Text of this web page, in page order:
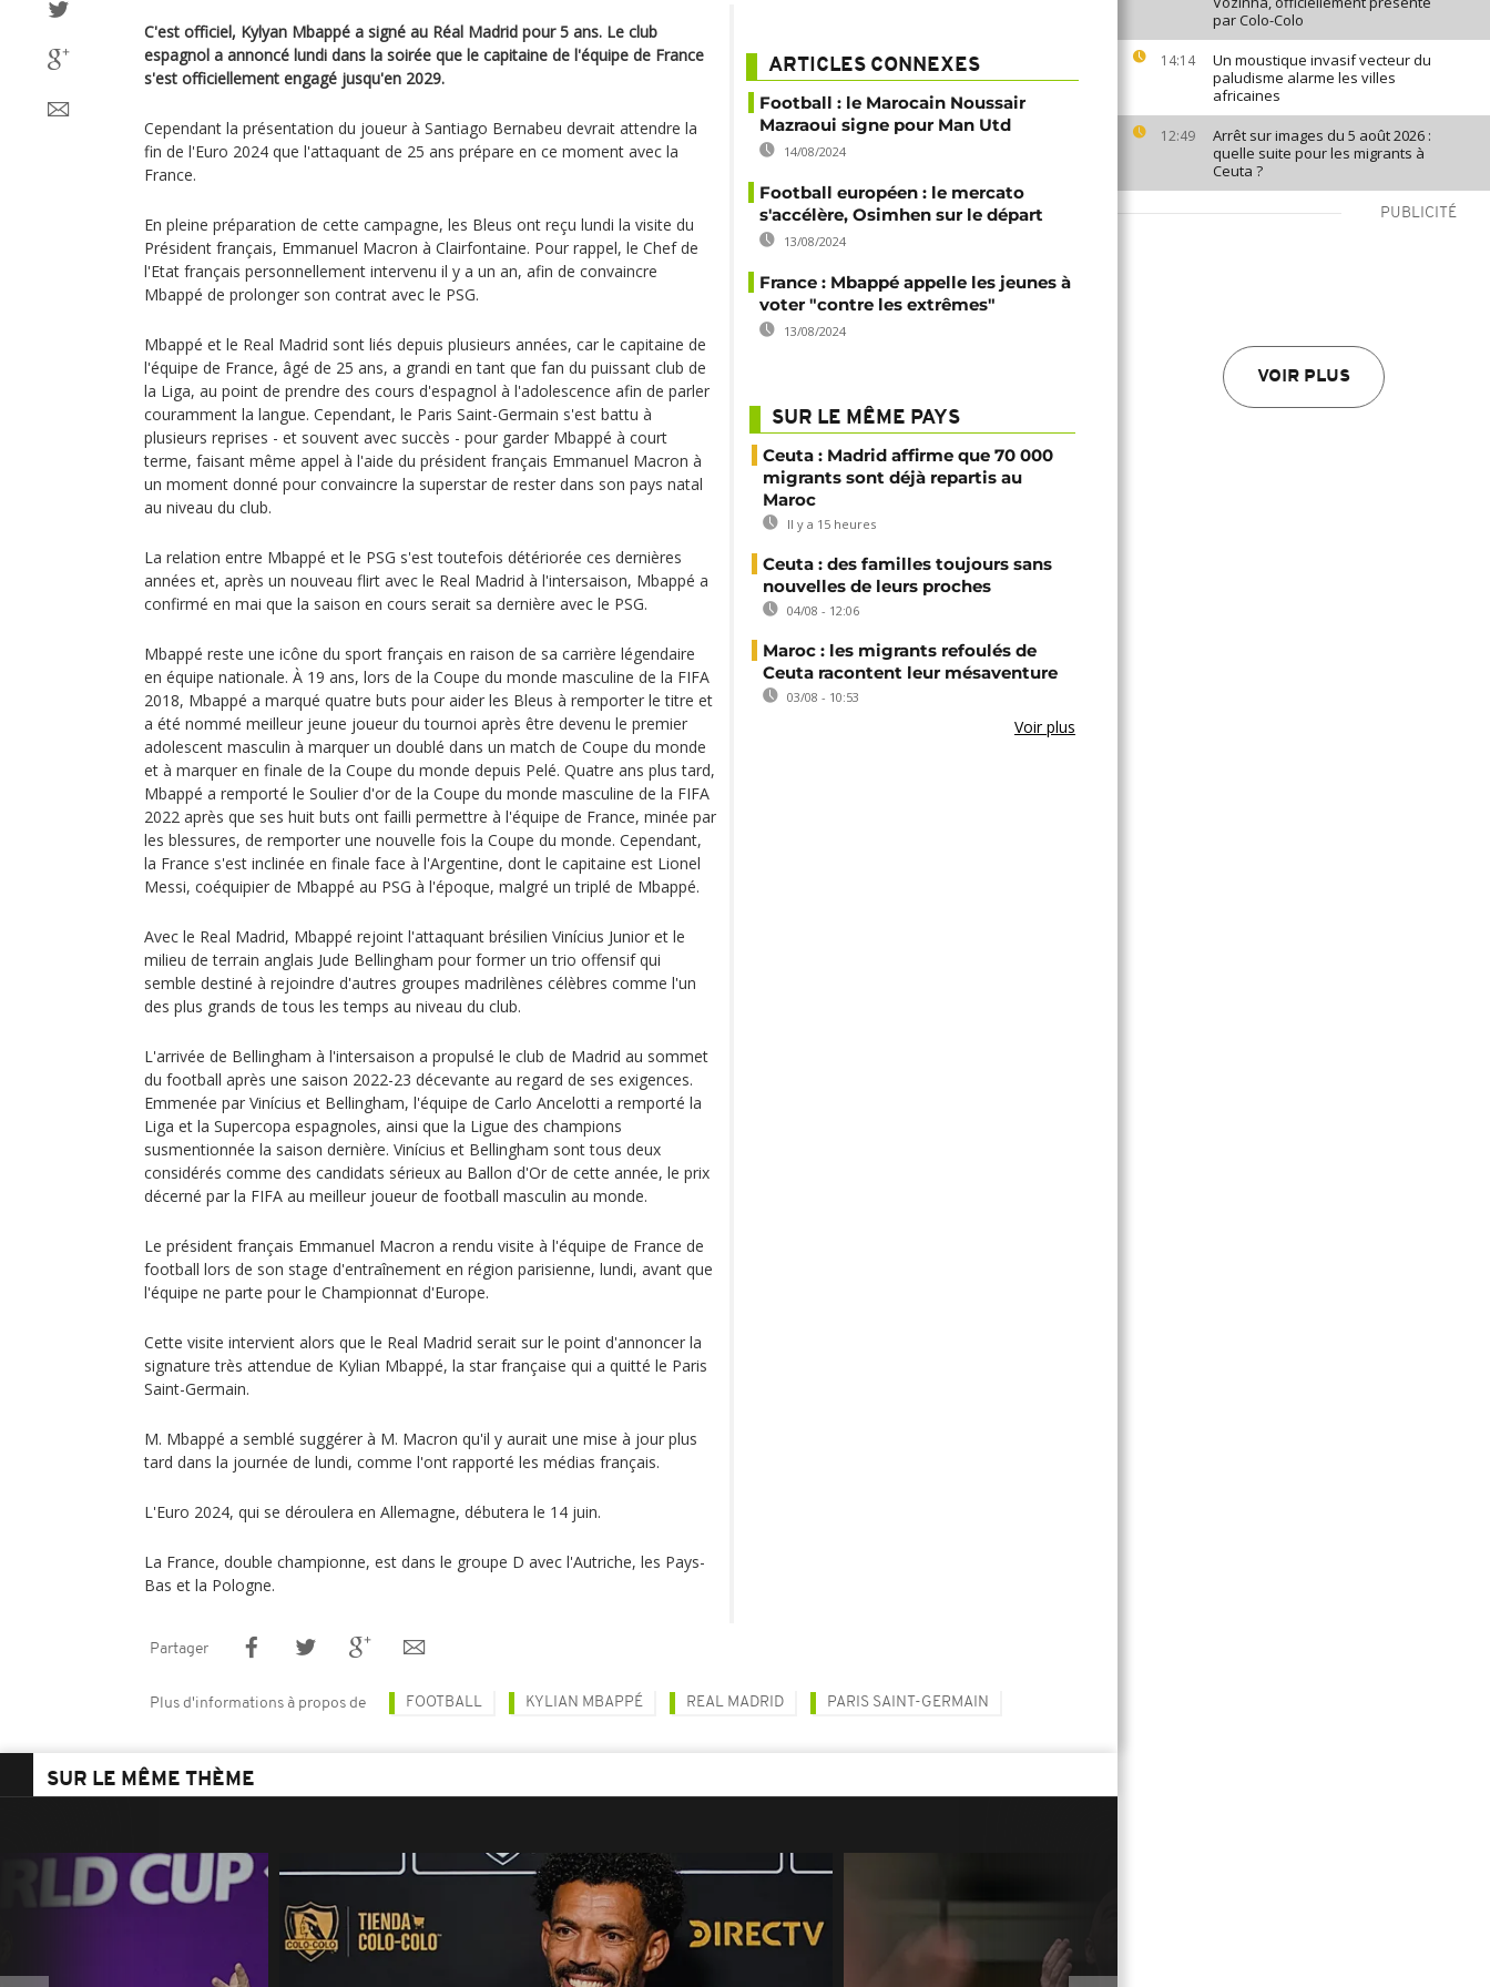
par Colo-Colo
14:14
Un moustique invasif vecteur du
paludisme alarme les villes
africaines
12:49
Arrêt sur images du 5 août 2026 :
quelle suite pour les migrants à
Ceuta ?
PUBLICITÉ
VOIR PLUS
C'est officiel, Kylyan Mbappé a signé au Réal Madrid pour 5 ans. Le club
espagnol a annoncé lundi dans la soirée que le capitaine de l'équipe de France
s'est officiellement engagé jusqu'en 2029.
Cependant la présentation du joueur à Santiago Bernabeu devrait attendre la
fin de l'Euro 2024 que l'attaquant de 25 ans prépare en ce moment avec la
France.
En pleine préparation de cette campagne, les Bleus ont reçu lundi la visite du
Président français, Emmanuel Macron à Clairfontaine. Pour rappel, le Chef de
l'Etat français personnellement intervenu il y a un an, afin de convaincre
Mbappé de prolonger son contrat avec le PSG.
Mbappé et le Real Madrid sont liés depuis plusieurs années, car le capitaine de
l'équipe de France, âgé de 25 ans, a grandi en tant que fan du puissant club de
la Liga, au point de prendre des cours d'espagnol à l'adolescence afin de parler
couramment la langue. Cependant, le Paris Saint-Germain s'est battu à
plusieurs reprises - et souvent avec succès - pour garder Mbappé à court
terme, faisant même appel à l'aide du président français Emmanuel Macron à
un moment donné pour convaincre la superstar de rester dans son pays natal
au niveau du club.
La relation entre Mbappé et le PSG s'est toutefois détériorée ces dernières
années et, après un nouveau flirt avec le Real Madrid à l'intersaison, Mbappé a
confirmé en mai que la saison en cours serait sa dernière avec le PSG.
Mbappé reste une icône du sport français en raison de sa carrière légendaire
en équipe nationale. À 19 ans, lors de la Coupe du monde masculine de la FIFA
2018, Mbappé a marqué quatre buts pour aider les Bleus à remporter le titre et
a été nommé meilleur jeune joueur du tournoi après être devenu le premier
adolescent masculin à marquer un doublé dans un match de Coupe du monde
et à marquer en finale de la Coupe du monde depuis Pelé. Quatre ans plus tard,
Mbappé a remporté le Soulier d'or de la Coupe du monde masculine de la FIFA
2022 après que ses huit buts ont failli permettre à l'équipe de France, minée par
les blessures, de remporter une nouvelle fois la Coupe du monde. Cependant,
la France s'est inclinée en finale face à l'Argentine, dont le capitaine est Lionel
Messi, coéquipier de Mbappé au PSG à l'époque, malgré un triplé de Mbappé.
Avec le Real Madrid, Mbappé rejoint l'attaquant brésilien Vinícius Junior et le
milieu de terrain anglais Jude Bellingham pour former un trio offensif qui
semble destiné à rejoindre d'autres groupes madrilènes célèbres comme l'un
des plus grands de tous les temps au niveau du club.
L'arrivée de Bellingham à l'intersaison a propulsé le club de Madrid au sommet
du football après une saison 2022-23 décevante au regard de ses exigences.
Emmenée par Vinícius et Bellingham, l'équipe de Carlo Ancelotti a remporté la
Liga et la Supercopa espagnoles, ainsi que la Ligue des champions
susmentionnée la saison dernière. Vinícius et Bellingham sont tous deux
considérés comme des candidats sérieux au Ballon d'Or de cette année, le prix
décerné par la FIFA au meilleur joueur de football masculin au monde.
Le président français Emmanuel Macron a rendu visite à l'équipe de France de
football lors de son stage d'entraînement en région parisienne, lundi, avant que
l'équipe ne parte pour le Championnat d'Europe.
Cette visite intervient alors que le Real Madrid serait sur le point d'annoncer la
signature très attendue de Kylian Mbappé, la star française qui a quitté le Paris
Saint-Germain.
M. Mbappé a semblé suggérer à M. Macron qu'il y aurait une mise à jour plus
tard dans la journée de lundi, comme l'ont rapporté les médias français.
L'Euro 2024, qui se déroulera en Allemagne, débutera le 14 juin.
La France, double championne, est dans le groupe D avec l'Autriche, les Pays-
Bas et la Pologne.
ARTICLES CONNEXES
Football : le Marocain Noussair
Mazraoui signe pour Man Utd
14/08/2024
Football européen : le mercato
s'accélère, Osimhen sur le départ
13/08/2024
France : Mbappé appelle les jeunes à
voter "contre les extrêmes"
13/08/2024
SUR LE MÊME PAYS
Ceuta : Madrid affirme que 70 000
migrants sont déjà repartis au
Maroc
Il y a 15 heures
Ceuta : des familles toujours sans
nouvelles de leurs proches
04/08 - 12:06
Maroc : les migrants refoulés de
Ceuta racontent leur mésaventure
03/08 - 10:53
Voir plus
Partager
Plus d'informations à propos de FOOTBALL KYLIAN MBAPPÉ REAL MADRID PARIS SAINT-GERMAIN
SUR LE MÊME THÈME